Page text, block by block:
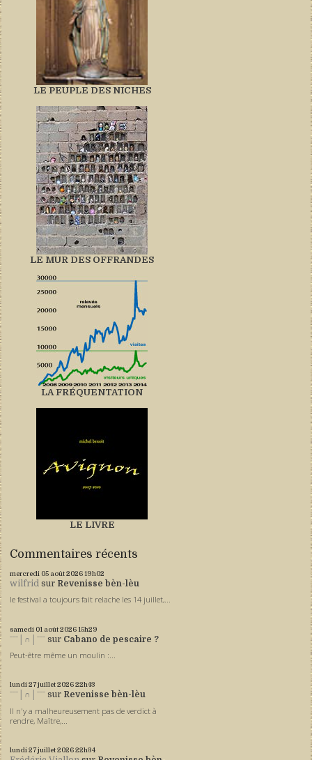
LE PEUPLE DES NICHES
LE MUR DES OFFRANDES
LA FRÉQUENTATION
LE LIVRE
Commentaires récents
mercredi 05 août 202619h02
wilfrid sur Revenisse bèn-lèu
le festival a toujours fait relache les 14 juillet,...
samedi 01 août 202615h29
ˉˉˉ│∩│ˉˉˉ sur Cabano de pescaire ?
Peut-être même un moulin :...
lundi 27juillet 202622h43
ˉˉˉ│∩│ˉˉˉ sur Revenisse bèn-lèu
Il n'y a malheureusement pas de verdict à
rendre, Maître,...
lundi 27juillet 202622h34